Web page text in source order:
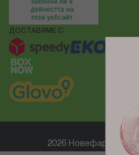
ДОСТАВЯМЕ С:
2026 Новефарм ®